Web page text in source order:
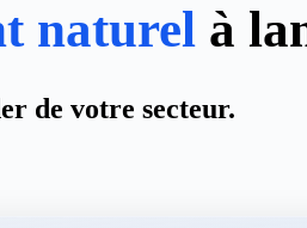
naturel à
de votre secteur.